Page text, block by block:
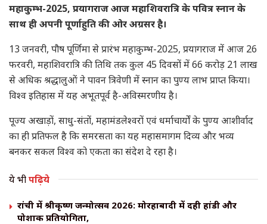
महाकुम्भ-2025, प्रयागराज आज महाशिवरात्रि के पवित्र स्नान के
साथ ही अपनी पूर्णाहुति की ओर अग्रसर है।
13 जनवरी, पौष पूर्णिमा से प्रारंभ महाकुम्भ-2025, प्रयागराज में आज 26
फरवरी, महाशिवरात्रि की तिथि तक कुल 45 दिवसों में 66 करोड़ 21 लाख
से अधिक श्रद्धालुओं ने पावन त्रिवेणी में स्नान का पुण्य लाभ प्राप्त किया।
विश्व इतिहास में यह अभूतपूर्व है-अविस्मरणीय है।
पूज्य अखाड़ों, साधु-संतों, महामंडलेश्वरों एवं धर्माचार्यों के पुण्य आशीर्वाद
का ही प्रतिफल है कि समरसता का यह महासमागम दिव्य और भव्य
बनकर सकल विश्व को एकता का संदेश दे रहा है।
ये भीपढ़िये
रांची में श्रीकृष्ण जन्मोत्सव 2026: मोरहाबादी में दही हांडी और
पोशाक प्रतियोगिता,